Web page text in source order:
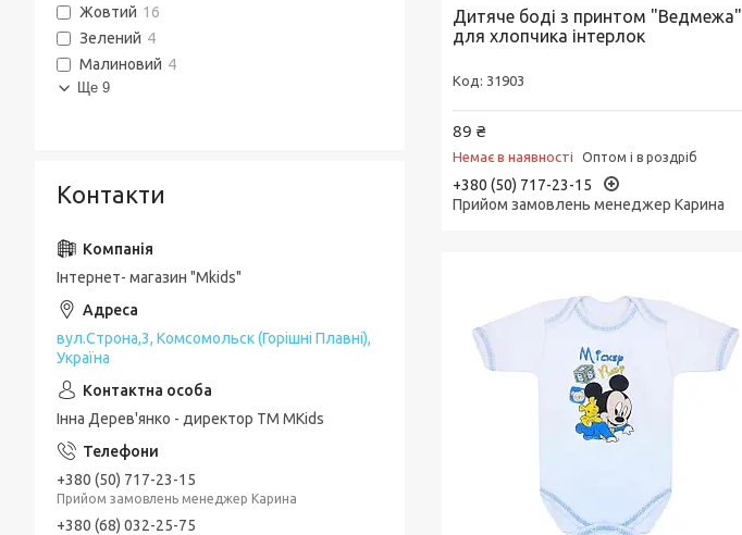
Дитяче боді з принтом "Ведмежа"
для хлопчика інтерлок
31903
89 ₴
Немає в наявності Оптом і в роздріб
+380 (50) 717-23-15
Прийом замовлень менеджер Карина
Жовтий 16
Зелений 4
Малиновий 4
Ще 9
Контакти
Інтернет- магазин "Mkids"
вул.Строна,3, Комсомольск (Горішні Плавні),
Україна
Інна Дерев'янко - директор TM MKids
+380 (50) 717-23-15
Прийом замовлень менеджер Карина
+380 (68) 032-25-75